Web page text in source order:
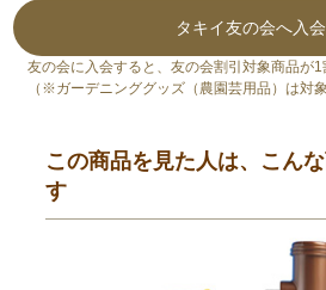
タキイ友の会へ入
友の会に入会すると、友の会割引対象商品が1
（※ガーデニンググッズ（農園芸用品）は対象
この商品を見た人は、こん
す